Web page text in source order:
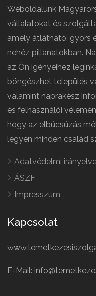
Weboldalunk
vállalatokat és
amely átlátható, gyors
nehéz pillanatokban.
az Ön igényeihez
böngészhet település
valamint naprakész
és felhasználói
hogy az elbúcsúzás
legyen minden család
Adatvédelmi
ÁSZF
Impresszum
Kapcsolat
E-Mail: